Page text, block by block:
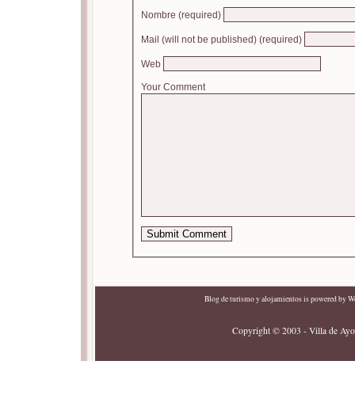
Nombre (required)
Mail (will not be published) (required)
Web
Your Comment
Blog de turismo y alojamientosis powered by
Copyright © 2003 - Villa de